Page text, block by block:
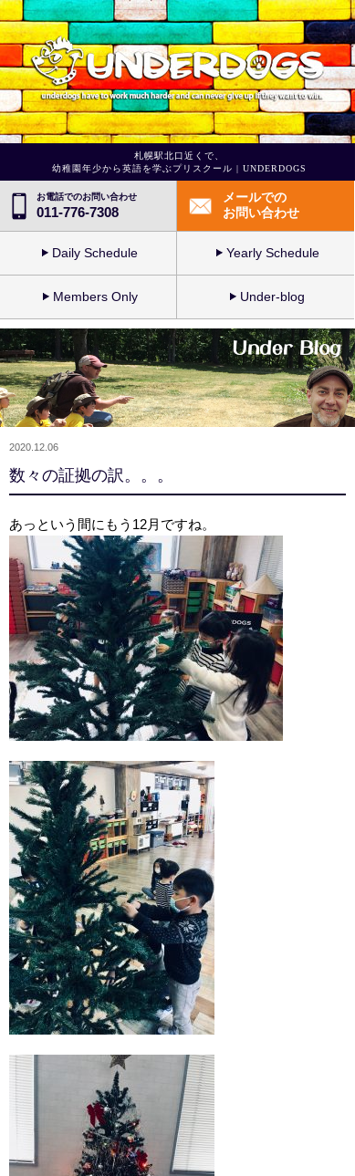
札幌駅北口近くで、
幼稚園年少から英語を学ぶプリスクール | UNDERDOGS
お電話でのお問い合わせ
011-776-7308
メールでの
お問い合わせ
Daily Schedule Yearly Schedule
Members Only Under-blog
2020.12.06
数々の証拠の訳。。。
あっという間にもう12月ですね。